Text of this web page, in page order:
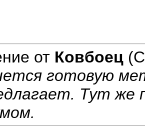
от Ковбоец
готовую
Тут же